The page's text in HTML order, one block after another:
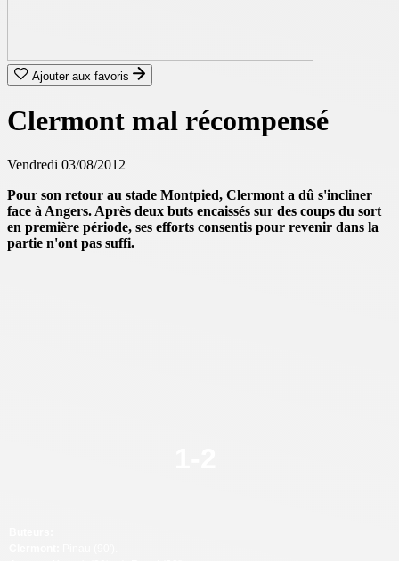
Ajouter aux favoris
Clermont mal récompensé
Vendredi 03/08/2012
Pour son retour au stade Montpied, Clermont a dû s'incliner
face à Angers. Après deux buts encaissés sur des coups du sort
en première période, ses efforts consentis pour revenir dans la
partie n'ont pas suffi.